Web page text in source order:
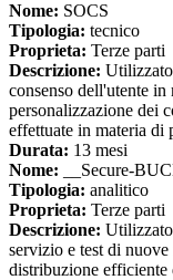
Nome: SOCS
Tipologia: tecnico
Proprieta: Terze parti
Descrizione:
consenso dell'utente
personalizzazione dei
effettuate in materia di
Durata: 13 mesi
Nome: __Secure-
Tipologia: analitico
Proprieta: Terze parti
Descrizione:
servizio e test di
distribuzione